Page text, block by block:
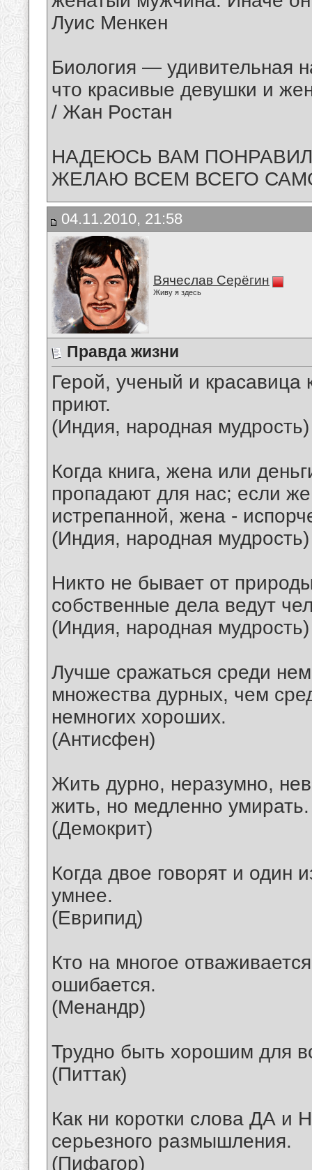
Луис Менкен
Биология — удивительная
что красивые девушки и
/ Жан Ростан
НАДЕЮСЬ ВАМ
ЖЕЛАЮ ВСЕМ ВСЕГО
04.11.2010, 21:58
Вячеслав Серёгин
Живу я здесь
Правда жизни
Герой, ученый и красавица
приют.
(Индия, народная мудрость)
Когда книга, жена или
пропадают для нас; если
истрепанной, жена -
(Индия, народная мудрость)
Никто не бывает от
собственные дела ведут
(Индия, народная мудрость)
Лучше сражаться среди
множества дурных, чем
немногих хороших.
(Антисфен)
Жить дурно, неразумно,
жить, но медленно умирать.
(Демокрит)
Когда двое говорят и один
умнее.
(Еврипид)
Кто на многое
ошибается.
(Менандр)
Трудно быть хорошим для
(Питтак)
Как ни коротки слова ДА и
серьезного размышления.
(Пифагор)